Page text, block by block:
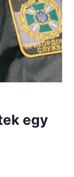
egy